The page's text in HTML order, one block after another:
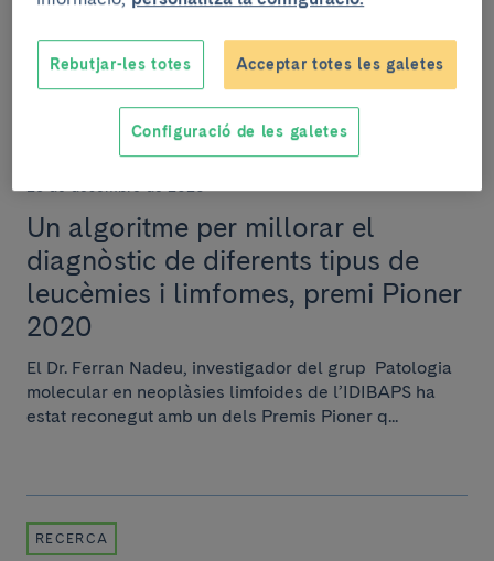
Un algoritme per millorar el
diagnòstic de diferents tipus de
leucèmies i limfomes, premi Pioner
2020
El Dr. Ferran Nadeu, investigador del grup Patologia
molecular en neoplàsies limfoides de l’IDIBAPS ha
estat reconegut amb un dels Premis Pioner q...
RECERCA
Rebutjar-les totes Acceptar totes les galetes
Configuració de les galetes